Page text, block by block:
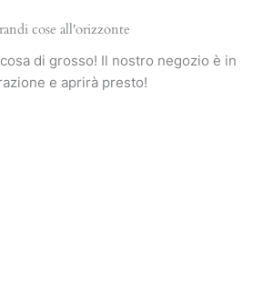
cose all'orizzonte
di grosso! Il nostro negozio è in
e aprirà presto!